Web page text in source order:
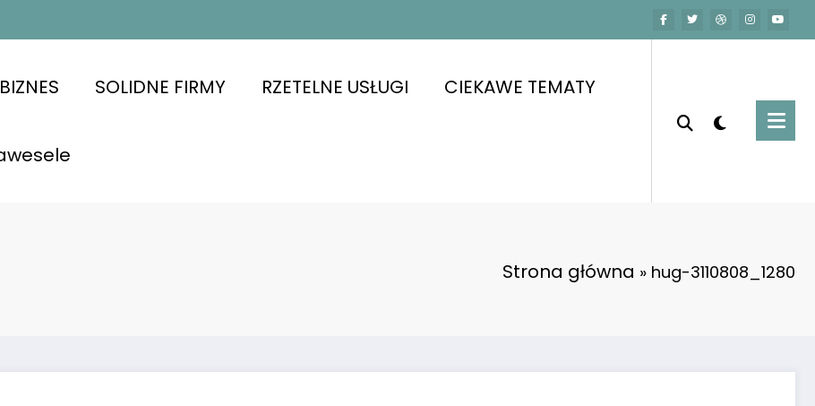
SOLIDNE FIRMY RZETELNE USŁUGI CIEKAWE TEMATY
Strona główna » hug-3110808_1280